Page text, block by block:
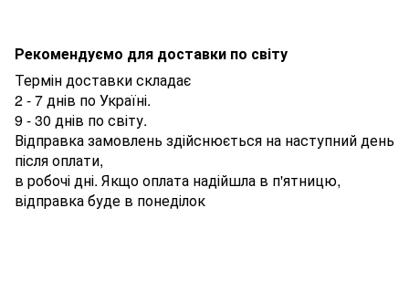
Рекомендуємо для доставки по світу
Термін доставки складає
2 - 7 днів по Україні.
9 - 30 днів по світу.
Відправка замовлень здійснюється на наступний день
після оплати,
в робочі дні. Якщо оплата надійшла в п'ятницю,
відправка буде в понеділок